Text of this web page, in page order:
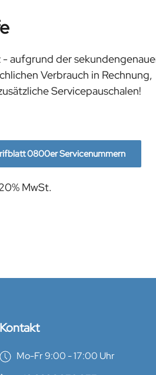
aufgrund der
Verbrauch in Rechnung,
Servicepauschalen!
0800er Servicenummern
MwSt.
Kontakt
Mo-Fr 9:00 - 17:00 Uhr